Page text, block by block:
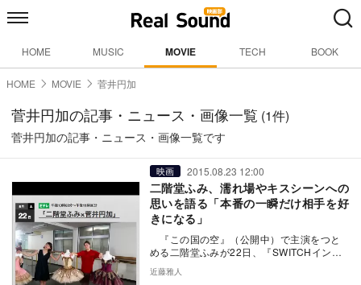
HOME MUSIC MOVIE TECH BOOK
HOME MOVIE 菅井円加
菅井円加の記事・ニュース・画像一覧 (1件)
菅井円加の記事・ニュース・画像一覧です
映画 2015.08.23 12:00
二階堂ふみ、濡れ場やキスシーンへの
思いを語る「本番の一瞬だけ相手を好
きになる」
『この国の空』（公開中）で主演をつと
める二階堂ふみが22日、『SWITCHインタ
ビュー 達人達（たち）』（NHK）に出演
し…
近藤雅人